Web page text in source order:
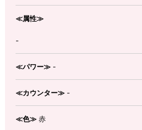
≪属性≫
-
≪パワー≫ -
≪カウンター≫ -
≪色≫ 赤